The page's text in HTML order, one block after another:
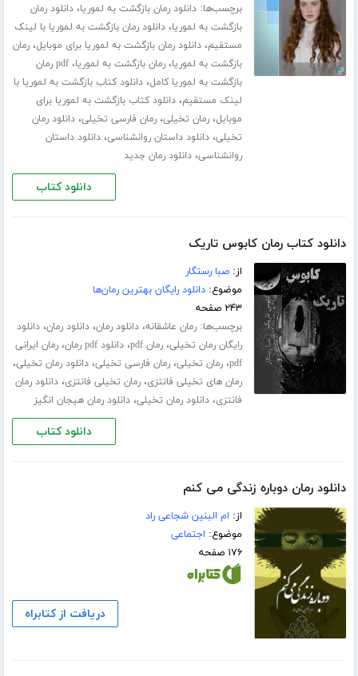
برچسب‌ها:دانلود رمان بازگشت به لموریا،دانلود رمان
بازگشت به لموریا،دانلود رمان بازگشت به لموریا با لینک
مستقیم،دانلود رمان بازگشت به لموریا برای موبایل،رمان
بازگشت به لموریا،رمان بازگشت به لموریا،
pdf رمان
بازگشت به لموریا کامل،دانلود کتاب بازگشت به لموریا با
لینک مستقیم،دانلود کتاب بازگشت به لموریا برای
موبایل،رمان تخیلی،رمان فارسی تخیلی،دانلود رمان
تخیلی،دانلود داستان روانشناسی،دانلود داستان
روانشناسی،دانلود رمان جدید
دانلود کتاب
دانلود کتاب رمان کابوس تاریک
از:صبا رستگار
موضوع:دانلود رایگان بهترین رمان‌ها
۲۴۳ صفحه
برچسب‌ها:رمان عاشقانه،دانلود رمان،دانلود رمان،دانلود
رایگان رمان تخیلی،رمان pdf ،دانلود pdf رمان ،رمان ایرانی
pdf،رمان تخیلی،رمان فارسی تخیلی،دانلود رمان تخیلی،
رمان های تخیلی فانتزی،رمان تخیلی فانتزی،دانلود رمان
فانتزی،دانلود رمان تخیلی،دانلود رمان هیجان انگیز
دانلود کتاب
دانلود رمان دوباره زندگی می کنم
از: ام البنین شجاعی راد
موضوع: اجتماعی
۱۷۶ صفحه
دریافت از کتابراه